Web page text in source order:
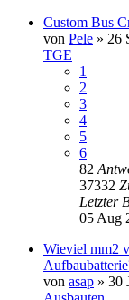
Custom Bus
von Pele » 26
TGE
1
2
3
4
5
6
82
37332
Letzter
05 Aug
Wieviel mm2
von asap » 30